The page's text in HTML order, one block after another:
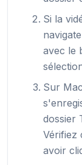
Si la
avec le
Sur
dossier
Vérifiez
avoir